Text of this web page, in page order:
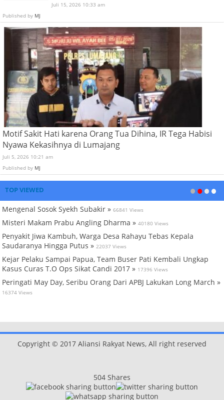
Juli 15, 2026 10:33 am
Published by MJ
Motif Sakit Hati karena Orang Tua Dihina, IR Tega Habisi
Nyawa Kekasihnya di Lumajang
Juli 5, 2026 10:21 am
Published by MJ
TOP VIEWED
Mengenal Sosok Syekh Subakir » 66841 Views
Misteri Makam Prabu Angling Dharma » 40180 Views
Penyakit Jiwa Kambuh, Warga Desa Rahayu Tebas Kepala
Saudaranya Hingga Putus » 22037 Views
Kejar Pelaku Sampai Papua, Team Buser Pati Kembali Ungkap
Kasus Curas T.O Ops Sikat Candi 2017 » 17396 Views
Peringati May Day, Seribu Orang Dari APBJ Lakukan Long March »
16374 Views
Copyright © 2017 Aliansi Rakyat News, All right reserved
504 Shares